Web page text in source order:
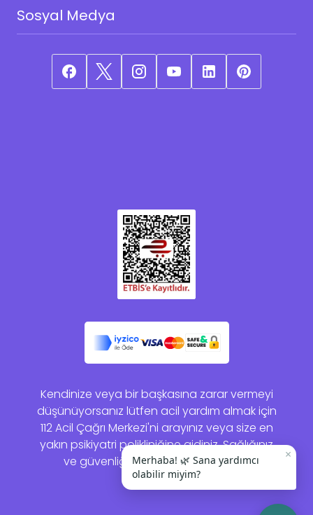
Sosyal Medya
Kendinize veya bir başkasına zarar vermeyi
düşünüyorsanız lütfen acil yardım almak için
112 Acil Çağrı Merkezi'ni arayınız veya size en
yakın psikiyatri polikliniğine gidiniz. Sağlığınız
ve güvenliğiniz bizim için önemlidir.
×
Merhaba! 🌿 Sana yardımcı
olabilir miyim?